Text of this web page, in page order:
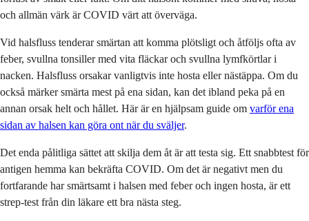
och allmän värk är COVID värt att överväga.
Vid halsfluss tenderar smärtan att komma plötsligt och åtföljs ofta av
feber, svullna tonsiller med vita fläckar och svullna lymfkörtlar i
nacken. Halsfluss orsakar vanligtvis inte hosta eller nästäppa. Om du
också märker smärta mest på ena sidan, kan det ibland peka på en
annan orsak helt och hållet. Här är en hjälpsam guide om varför ena
sidan av halsen kan göra ont när du sväljer.
Det enda pålitliga sättet att skilja dem åt är att testa sig. Ett snabbtest för
antigen hemma kan bekräfta COVID. Om det är negativt men du
fortfarande har smärtsamt i halsen med feber och ingen hosta, är ett
strep-test från din läkare ett bra nästa steg.